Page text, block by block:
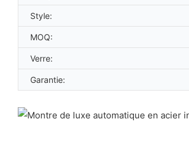
Style:
MOQ:
Verre:
Garantie: